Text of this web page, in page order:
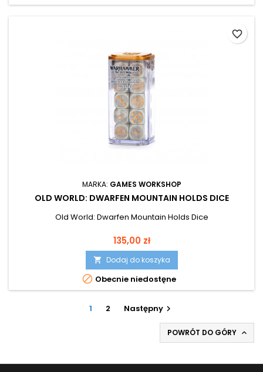
MARKA: GAMES WORKSHOP
OLD WORLD: DWARFEN MOUNTAIN HOLDS DICE
Old World: Dwarfen Mountain Holds Dice
Cena
135,00 zł
 Dodaj do koszyka
 Obecnie niedostęne
favorite_border
1 2 Następny 
POWRÓT DO GÓRY 